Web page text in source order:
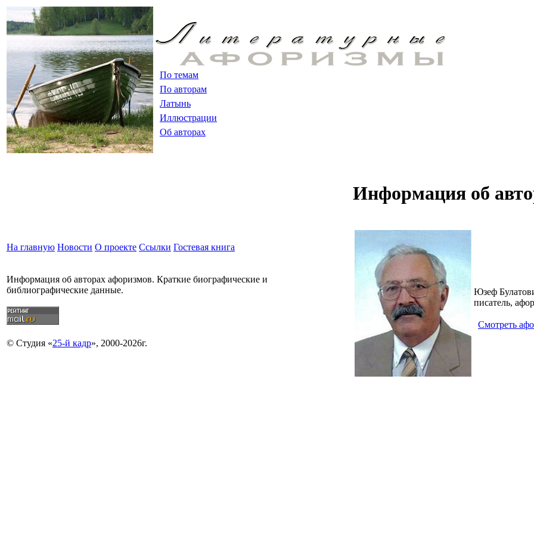
По темам
По авторам
Латынь
Иллюстрации
Об авторах
На главную Новости О проекте Ссылки Гостевая книга
Информация об авторах афоризмов. Краткие биографические и
библиографические данные.
© Студия «25-й кадр», 2000-2026г.
Информация об
Юзеф
писатель,
Смотреть